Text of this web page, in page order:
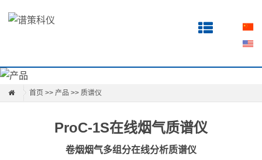
首页 >> 产品 >> 质谱仪
ProC-1S在线烟气质谱仪
卷烟烟气多组分在线分析质谱仪